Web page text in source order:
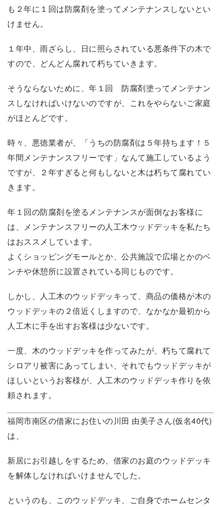
も２年に１回は防腐剤を塗ってメンテナンスしないとい
けません。
１年中、雨ざらし、日に照らされている悪条件下の木で
すので、どんどん腐れて朽ちていきます。
そうならないために、年１回 防腐剤塗ってメンテナン
スしなければいけないのですが、これをやらないご家庭
がほとんどです。
時々、悪徳業者が、「うちの防腐剤は５年持ちます！５
年間メンテナンスフリーです」なんて施工しているよう
ですが、２年すぎると何もしないと木は朽ちて腐れてい
きます。
年１回の防腐剤を塗るメンテナンスが面倒なお客様に
は、メンテナンスフリーの人工木ウッドデッキを私たち
はおススメしています。
よくショッピングモールとか、公共施設で広場とかのベ
ンチや休憩所に設置されている同じものです。
しかし、人工木のウッドデッキって、商品の価格が木の
ウッドデッキの２倍近くしますので、なかなか最初から
人工木に手を出すお客様は少ないです。
一度、木のウッドデッキを作ってみたが、朽ちて腐れて
シロアリ被害にあってしまい、それでもウッドデッキが
ほしいというお客様が、人工木のウッドデッキ作りを依
頼されます。
福岡市南区の借家にお住いの川田 由美子さん(仮名40代)
は、
新居にお引越しをするため、借家のお庭のウッドデッキ
を解体しなければいけませんでした。
というのも、このウッドデッキ、ご自身でホームセンタ